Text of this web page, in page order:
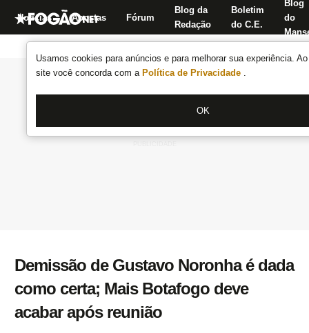
Usamos cookies para anúncios e para melhorar sua experiência.
site você concorda com a Política de Privacidade .
OK
Notícias Apostas Fórum
Blog da
Redação
Boletim
do C.E.
Blog
do
Demissão de Gustavo Noronha é dada
como certa; Mais Botafogo deve
acabar após reunião